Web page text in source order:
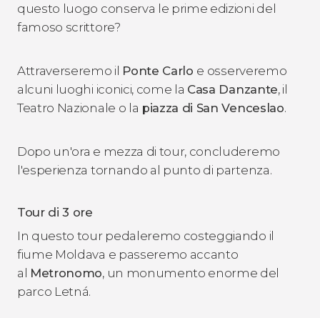
questo luogo conserva le prime edizioni del
famoso scrittore?
Attraverseremo il Ponte Carlo e osserveremo
alcuni luoghi iconici, come la Casa Danzante, il
Teatro Nazionale o la piazza di San Venceslao.
Dopo un'ora e mezza di tour, concluderemo
l'esperienza tornando al punto di partenza.
Tour di 3 ore
In questo tour pedaleremo costeggiando il
fiume Moldava e passeremo accanto
al Metronomo, un monumento enorme del
parco Letná.